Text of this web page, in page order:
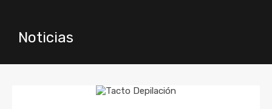
Noticias